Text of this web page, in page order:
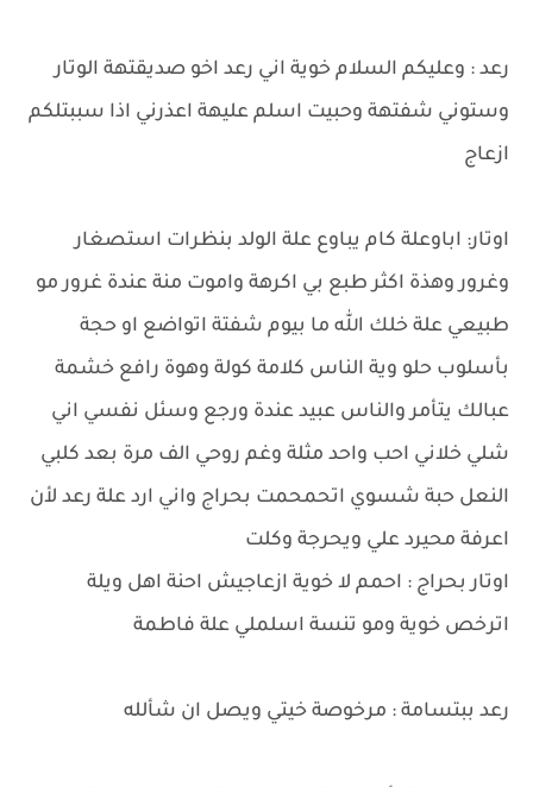
رعد : وعليكم السلام خوية اني رعد اخو صديقتهة الوتار
وستوني شفتهة وحبيت اسلم عليهة اعذرني اذا سببتلكم
ازعاج
اوتار: اباوعلة كام يباوع علة الولد بنظرات استصغار
وغرور وهذة اكثر طبع بي اكرهة واموت منة عندة غرور مو
طبيعي علة خلك الله ما بيوم شفتة اتواضع او حجة
بأسلوب حلو وية الناس كلامة كولة وهوة رافع خشمة
عبالك يتأمر والناس عبيد عندة ورجع وسئل نفسي اني
شلي خلاني احب واحد مثلة وغم روحي الف مرة بعد كلبي
النعل حبة شسوي اتحمحمت بحراج واني ارد علة رعد لأن
اعرفة محيرد علي ويحرجة وكلت
اوتار بحراج : احمم لا خوية ازعاجيش احنة اهل ويلة
اترخص خوية ومو تنسة اسلملي علة فاطمة
رعد ببتسامة : مرخوصة خيتي ويصل ان شألله